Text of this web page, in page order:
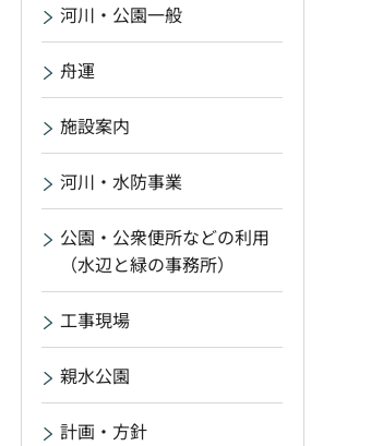
河川・公園一般
舟運
施設案内
河川・水防事業
公園・公衆便所などの利用
（水辺と緑の事務所）
工事現場
親水公園
計画・方針